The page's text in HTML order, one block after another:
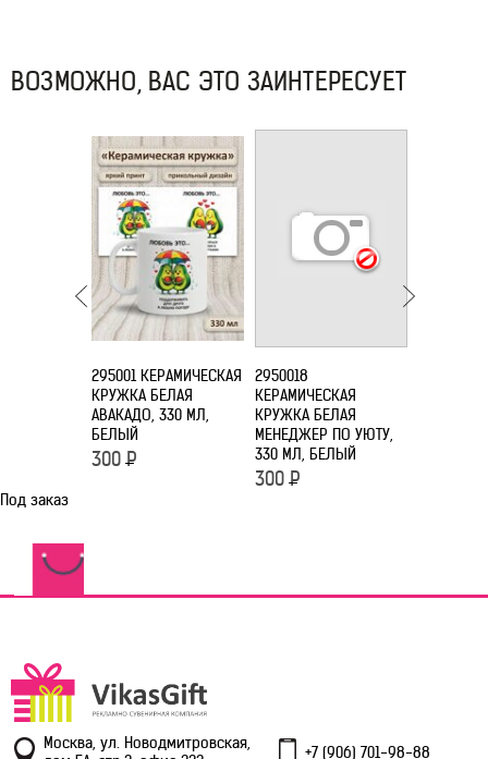
ВОЗМОЖНО, ВАС ЭТО ЗАИНТЕРЕСУЕТ
295001 КЕРАМИЧЕСКАЯ
КРУЖКА БЕЛАЯ
АВАКАДО, 330 МЛ,
БЕЛЫЙ
300 Р
2950018
КЕРАМИЧЕСКАЯ
КРУЖКА БЕЛАЯ
МЕНЕДЖЕР ПО УЮТУ,
330 МЛ, БЕЛЫЙ
300 Р
Под заказ
Москва, ул. Новодмитровская,
+7 (906) 701-98-88